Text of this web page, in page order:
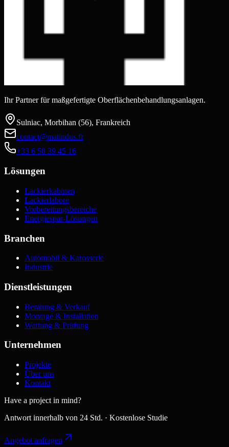
Ihr Partner für maßgefertigte Oberflächenbehandlungsanlagen.
Sulniac, Morbihan (56), Frankreich
contact@matindus.fr
+33 6 58 39 45 16
Lösungen
Lackierkabinen
Lackierlabore
Vorbereitungsbereiche
Energiespar-Lösungen
Branchen
Automobil & Karosserie
Industrie
Dienstleistungen
Beratung & Verkauf
Montage & Installation
Wartung & Prüfung
Unternehmen
Projekte
Über uns
Kontakt
Have a project in mind?
Antwort innerhalb von 24 Std. · Kostenlose Studie
Angebot anfragen